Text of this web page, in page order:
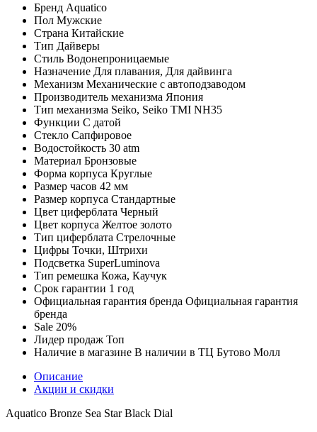
Бренд Aquatico
Пол Мужские
Страна Китайские
Тип Дайверы
Стиль Водонепроницаемые
Назначение Для плавания, Для дайвинга
Механизм Механические с автоподзаводом
Производитель механизма Япония
Тип механизма Seiko, Seiko TMI NH35
Функции С датой
Стекло Сапфировое
Водостойкость 30 atm
Материал Бронзовые
Форма корпуса Круглые
Размер часов 42 мм
Размер корпуса Стандартные
Цвет циферблата Черный
Цвет корпуса Желтое золото
Тип циферблата Стрелочные
Цифры Точки, Штрихи
Подсветка SuperLuminova
Тип ремешка Кожа, Каучук
Срок гарантии 1 год
Официальная гарантия бренда Официальная гарантия
бренда
Sale 20%
Лидер продаж Топ
Наличие в магазине В наличии в ТЦ Бутово Молл
Описание
Акции и скидки
Aquatico Bronze Sea Star Black Dial